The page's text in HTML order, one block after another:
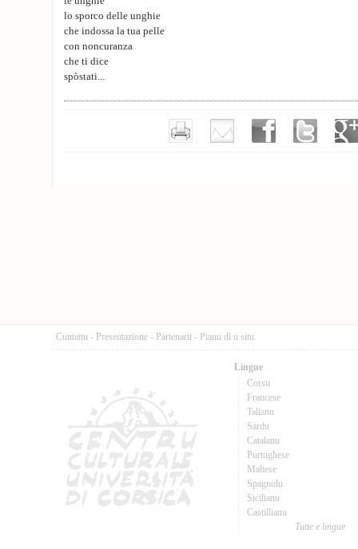
lo sporco delle unghie
che indossa la tua pelle
con noncuranza
che ti dice
spòstati...
Cuntattu - Presentazione - Partenarii - Pianu di u situ
Lingue
Corsu
Francese
Talianu
Sardu
Catalanu
Purtughese
Maltese
Spagnolu
Sicilianu
Castillianu
Tutte e lingue